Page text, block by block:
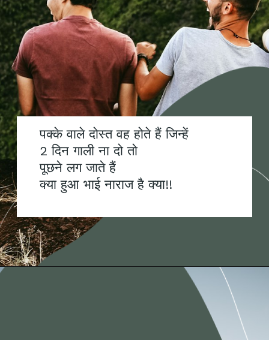
पक्के वाले दोस्त वह होते हैं जिन्हें
2 दिन गाली ना दो तो
पूछने लग जाते हैं
क्या हुआ भाई नाराज है क्या!!